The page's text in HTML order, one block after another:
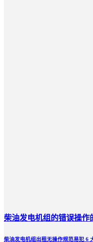
柴油发电机组的错误操作
柴油发电机组出租无操作规范易犯 6